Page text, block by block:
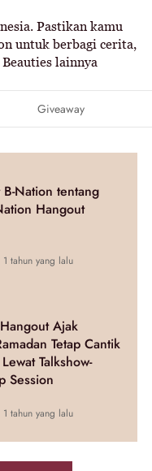
Pastikan kamu
untuk berbagi cerita,
lainnya
Giveaway
B-Nation tentang
Hangout
1 tahun yang lalu
Ajak
Tetap Cantik
Talkshow-
Session
1 tahun yang lalu